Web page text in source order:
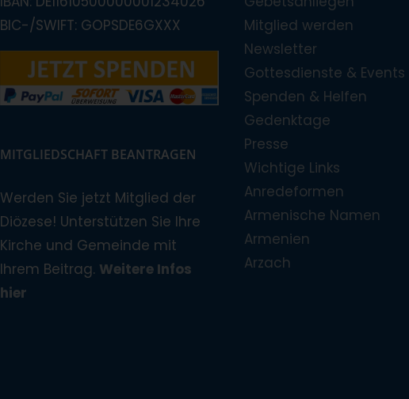
BIC-/SWIFT: GOPSDE6GXXX
MITGLIEDSCHAFT BEANTRAGEN
Werden Sie jetzt Mitglied der
Diözese! Unterstützen Sie Ihre
Kirche und Gemeinde mit
Ihrem Beitrag. Weitere Infos
hier
Mitglied werden
Newsletter
Gottesdienste & Events
Spenden & Helfen
Gedenktage
Presse
Wichtige Links
Anredeformen
Armenische Namen
Armenien
Arzach